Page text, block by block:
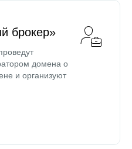
брокер»
домена о
и организуют